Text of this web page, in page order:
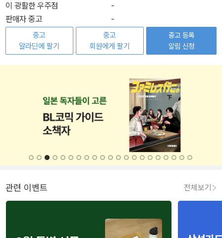
이 광활한 우주점
-
판매자 중고
-
중고
알라딘에 팔기
중고
회원에게 팔기
중고 등록
알림 신청
관련 이벤트 전체보기